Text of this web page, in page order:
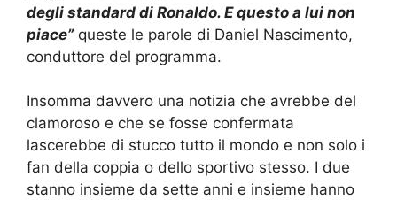
degli standard di Ronaldo. E questo a lui non
piace”queste le parole di Daniel Nascimento,
conduttore del programma.
Insomma davvero una notizia che avrebbe del
clamoroso e che se fosse confermata
lascerebbe di stucco tutto il mondo e non solo i
fan della coppia o dello sportivo stesso. I due
stanno insieme da sette anni e insieme hanno